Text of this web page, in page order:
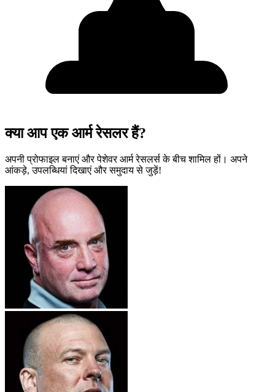
क्या आप एक आर्म रेसलर हैं?
अपनी प्रोफाइल बनाएं और पेशेवर आर्म रेसलर्स के बीच शामिल हों। अपने
आंकड़े, उपलब्धियां दिखाएं और समुदाय से जुड़ें!